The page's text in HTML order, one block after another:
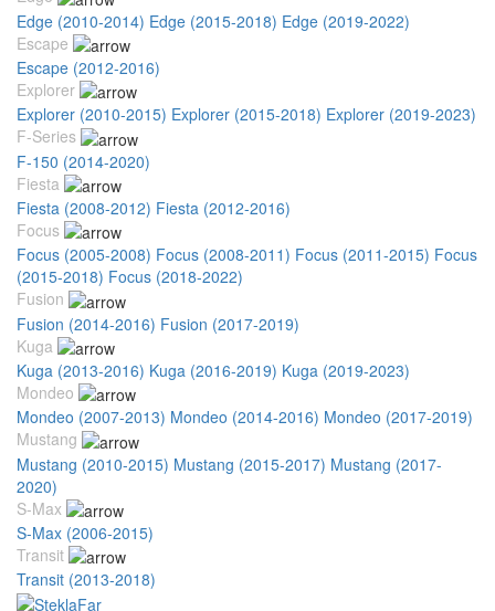
Edge (2010-2014) Edge (2015-2018) Edge (2019-2022)
Escape
Escape (2012-2016)
Explorer
Explorer (2010-2015) Explorer (2015-2018) Explorer (2019-2023)
F-Series
F-150 (2014-2020)
Fiesta
Fiesta (2008-2012) Fiesta (2012-2016)
Focus
Focus (2005-2008) Focus (2008-2011) Focus (2011-2015) Focus
(2015-2018) Focus (2018-2022)
Fusion
Fusion (2014-2016) Fusion (2017-2019)
Kuga
Kuga (2013-2016) Kuga (2016-2019) Kuga (2019-2023)
Mondeo
Mondeo (2007-2013) Mondeo (2014-2016) Mondeo (2017-2019)
Mustang
Mustang (2010-2015) Mustang (2015-2017) Mustang (2017-
2020)
S-Max
S-Max (2006-2015)
Transit
Transit (2013-2018)